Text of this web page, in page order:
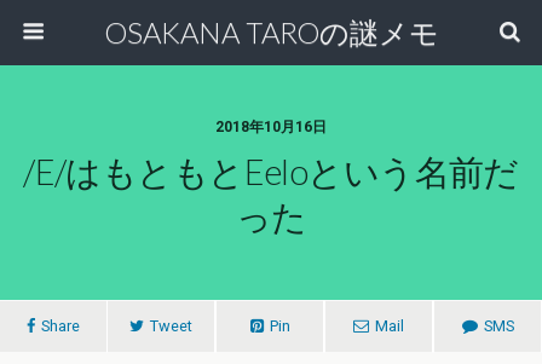
OSAKANA TAROの謎メモ
2018年10月16日
/e/はもともとeeloという名前だ
った
Share Tweet Pin Mail SMS